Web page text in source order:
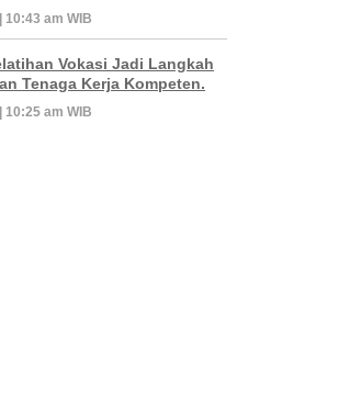
10:43 am WIB
Vokasi Jadi Langkah
Tenaga Kerja Kompeten.
10:25 am WIB